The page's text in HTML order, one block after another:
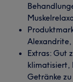
Extras: Gut
klimatisiert,
Getränke